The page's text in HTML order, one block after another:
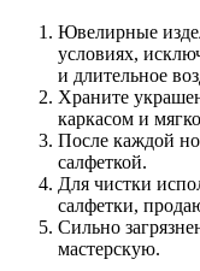
Ювелирные
условиях,
и длительное
Храните
каркасом и
После каждой
салфеткой.
Для чистки
салфетки,
Сильно
мастерскую.